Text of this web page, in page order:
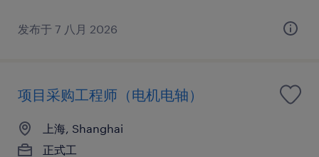
发布于 7 八月 2026
项目采购工程师（电机电轴）
上海, Shanghai
正式工